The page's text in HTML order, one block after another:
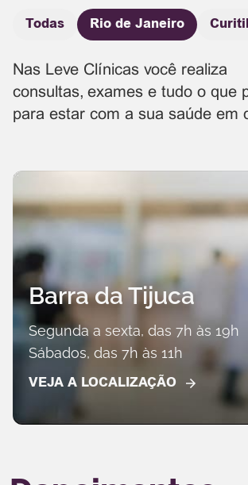
Todas Rio de Janeiro
Nas Leve Clínicas você realiza
consultas, exames e tudo o que
para estar com a sua saúde em
Barra da Tijuca
Segunda a sexta, das 7h às 19h
Sábados, das 7h às 11h
VEJA A LOCALIZAÇÃO